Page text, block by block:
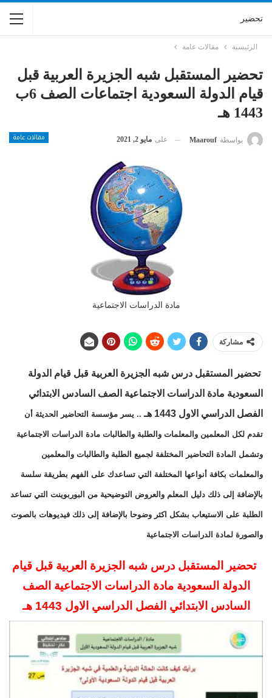
تحضير
الرئيسية مقالات عامة
تحضير المستقبل شبه الجزيرة العربية قبل
قيام الدولة السعودية اجتماعات الصف 6ب
1443 هـ
مقالات عامة بواسطة Maarouf على مايو 2, 2021
مادة الدراسات الاجتماعية
مشاركة
تحضير المستقبل درس شبه الجزيرة العربية قبل قيام الدولة
السعودية مادة الدراسات الاجتماعية الصف السادس الابتدائي
الفصل الدراسي الاول 1443 هـ
.. يسر مؤسسة التحاضير الحديثة أن
تقدم لكل المعلمين والمعلمات والطلبة والطالبات مادة الدراسات الاجتماعية
وتشمل المادة التحاضير المختلفة لجميع الطلبة والطالبات والمعلمين
والمعلمات بكافة أنواعها المختلفة التي تساعدك على الفهم بطريقة سلسة
بالإضافة إلى ذلك دليل المعلم والعروض التوضيحية من البوربوينت التي تساعد
الطلبة على الاستيعاب بشكل اكثر وضوحا بالإضافة إلى ذلك فيديوهات بالصوت
والصورة لمادة الدراسات الاجتماعية
تحضير المستقبل درس شبه الجزيرة العربية قبل قيام
الدولة السعودية مادة الدراسات الاجتماعية الصف
السادس الابتدائي الفصل الدراسي الاول 1443 هـ